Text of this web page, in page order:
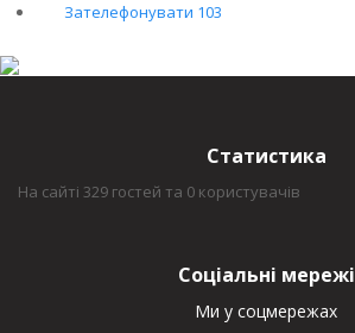
Зателефонувати 103
Статистика
На сайті 329 гостей та 0 користувачів
Соціальні мережі
Ми у соцмережах